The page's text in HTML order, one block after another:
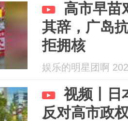
高市早苗
其辞，广岛
拒拥核
娱乐的明星团啊
视频丨日
反对高市政